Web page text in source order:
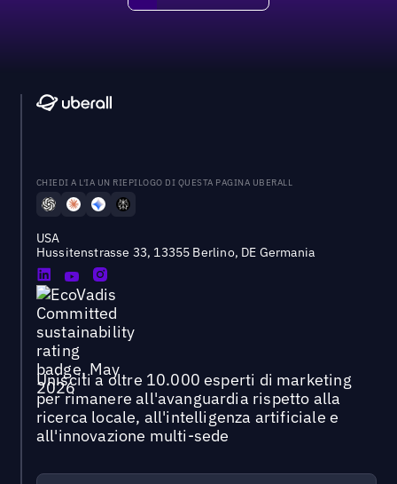
CHIEDI A L'IA UN RIEPILOGO DI QUESTA PAGINA UBERALL
USA
Hussitenstrasse 33, 13355 Berlino, DE Germania
Unisciti a oltre 10.000 esperti di marketing
per rimanere all'avanguardia rispetto alla
ricerca locale, all'intelligenza artificiale e
all'innovazione multi-sede